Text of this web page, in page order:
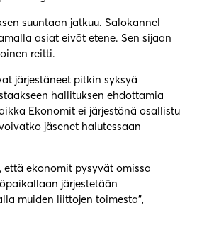
suuntaan jatkuu. Salokannel
asiat eivät etene. Sen sijaan
reitti.
järjestäneet pitkin syksyä
hallituksen ehdottamia
Ekonomit ei järjestönä osallistu
jäsenet halutessaan
että ekonomit pysyvät omissa
järjestetään
muiden liittojen toimesta”,